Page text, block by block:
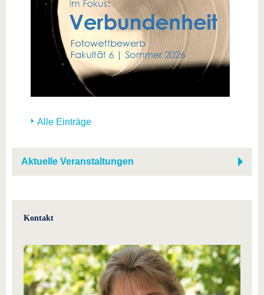
Alle Einträge
Aktuelle Veranstaltungen
Kontakt